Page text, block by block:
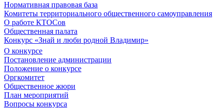
Нормативная правовая база
Комитеты территориального общественного самоуправления
О работе КТОСов
Общественная палата
Конкурс «Знай и люби родной Владимир»
О конкурсе
Постановление администрации
Положение о конкурсе
Оргкомитет
Общественное жюри
План мероприятий
Вопросы конкурса